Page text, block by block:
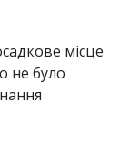
місце
не було